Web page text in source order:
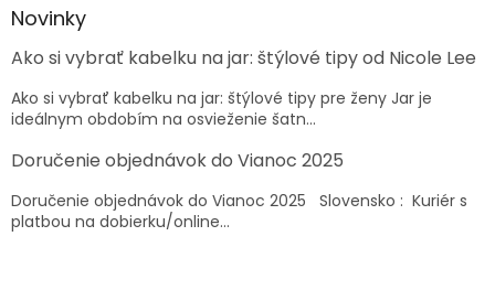
äNovinky
Ako si vybrať kabelku na jar: štýlové tipy od Nicole Lee
Ako si vybrať kabelku na jar: štýlové tipy pre ženy Jar je
ideálnym obdobím na osvieženie šatn...
Doručenie objednávok do Vianoc 2025
Doručenie objednávok do Vianoc 2025 Slovensko : Kuriér s
platbou na dobierku/online...